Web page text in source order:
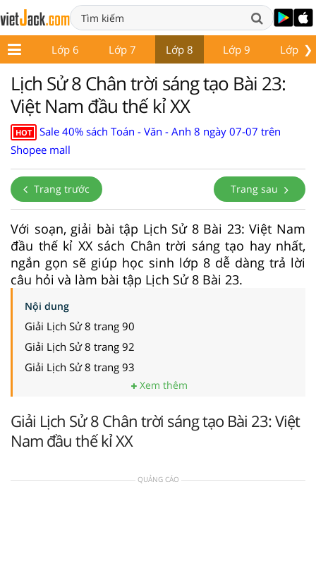
❯
5 Lớp 6 Lớp 7 Lớp 8 Lớp 9 Lớp 10
Lịch Sử 8 Chân trời sáng tạo Bài 23:
Việt Nam đầu thế kỉ XX
HOT
Sale 40% sách Toán - Văn - Anh 8 ngày 07-07 trên
Shopee mall
Trang trước Trang sau
Với soạn, giải bài tập Lịch Sử 8 Bài 23: Việt Nam
đầu thế kỉ XX sách Chân trời sáng tạo hay nhất,
ngắn gọn sẽ giúp học sinh lớp 8 dễ dàng trả lời
câu hỏi và làm bài tập Lịch Sử 8 Bài 23.
Nội dung
Giải Lịch Sử 8 trang 90
Giải Lịch Sử 8 trang 92
Giải Lịch Sử 8 trang 93
Xem thêm
Giải Lịch Sử 8 Chân trời sáng tạo Bài 23: Việt
Nam đầu thế kỉ XX
QUẢNG CÁO